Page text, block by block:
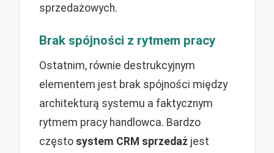
sprzedażowych.
Brak spójności z rytmem pracy
Ostatnim, równie destrukcyjnym
elementem jest brak spójności między
architekturą systemu a faktycznym
rytmem pracy handlowca. Bardzo
często system CRM sprzedaż jest